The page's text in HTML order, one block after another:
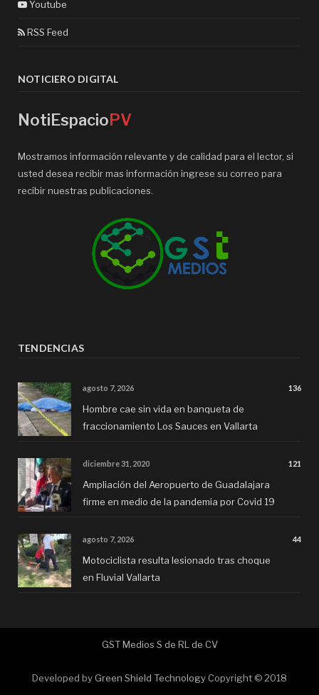
Youtube
RSS Feed
NOTICIERO DIGITAL
NotiEspacioPV
Mostramos información relevante y de calidad para el lector, si
usted desea recibir mas información ingrese su correo para
recibir nuestras publicaciones.
TENDENCIAS
agosto 7, 2026 136
Hombre cae sin vida en banqueta de
fraccionamiento Los Sauces en Vallarta
diciembre 31, 2020 121
Ampliación del Aeropuerto de Guadalajara
firme en medio de la pandemia por Covid 19
agosto 7, 2026 44
Motociclista resulta lesionado tras choque
en Fluvial Vallarta
GST Medios S de RL de CV
Developed by Green Shield Technology Copyright © 2018